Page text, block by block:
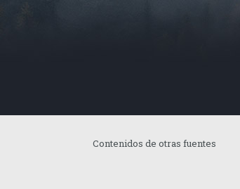
Contenidos de otras fuentes